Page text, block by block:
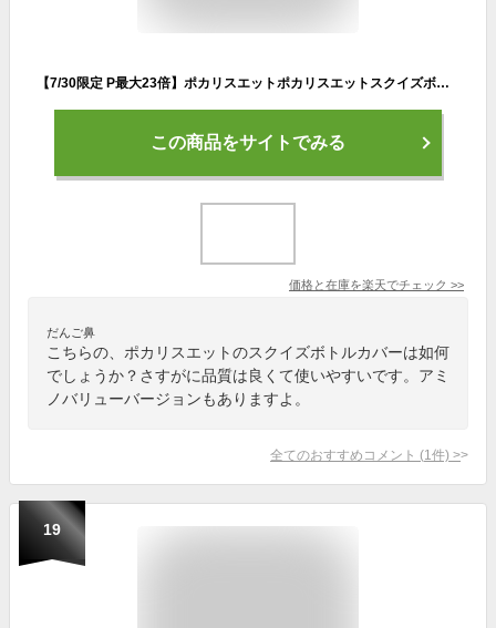
【7/30限定 P最大23倍】ポカリスエットポカリスエットスクイズボトルカバー 33483348
この商品をサイトでみる
価格と在庫を楽天でチェック >>
だんご鼻
こちらの、ポカリスエットのスクイズボトルカバーは如何
でしょうか？さすがに品質は良くて使いやすいです。アミ
ノバリューバージョンもありますよ。
全てのおすすめコメント (1 件) >
19